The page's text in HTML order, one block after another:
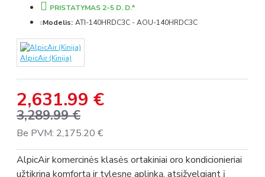
2,631.99 €
3,289.99 €
Be PVM: 2,175.20 €
PRISTATYMAS 2-5 D. D.*
Modelis: ATI-140HRDC3C - AOU-140HRDC3C
AlpicAir (Kinija)
AlpicAir komercinės klasės ortakiniai oro kondicionieriai
užtikrina komfortą ir tylesnę aplinką, atsižvelgiant į